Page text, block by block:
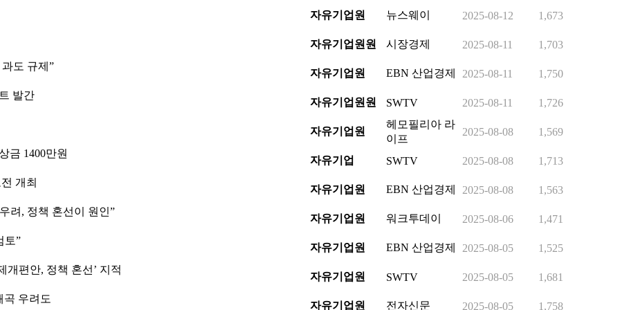
자유기업원 뉴스웨이 2025-08-12 1,673
자유기업원원 시장경제 2025-08-11
1,703
도 규제”
자유기업원 EBN 산업경제 2025-08-11
1,750
발간
자유기업원원 SWTV 2025-08-11 1,726
자유기업원
헤모필리아 라
이프
2025-08-08
1,569
금 1400만원
자유기업 SWTV 2025-08-08
1,713
개최
자유기업원 EBN 산업경제 2025-08-08
1,563
려, 정책 혼선이 원인”
자유기업원 워크투데이 2025-08-06
1,471
토”
자유기업원 EBN 산업경제 2025-08-05
1,525
개편안, 정책 혼선’ 지적
자유기업원 SWTV 2025-08-05
1,681
우려도
자유기업원 전자신문 2025-08-05 1,758